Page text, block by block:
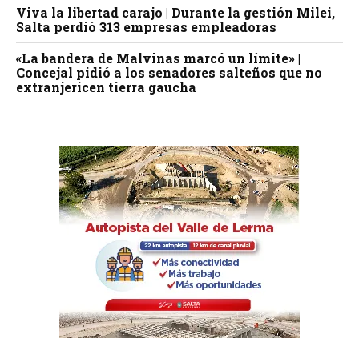
Viva la libertad carajo | Durante la gestión Milei,
Salta perdió 313 empresas empleadoras
«La bandera de Malvinas marcó un límite» |
Concejal pidió a los senadores salteños que no
extranjericen tierra gaucha